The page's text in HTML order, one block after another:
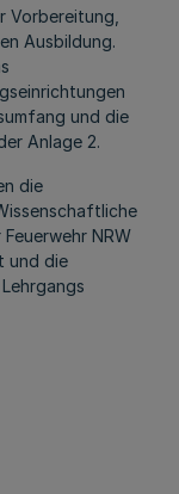
Vorbereitung,
Ausbildung.
und die
Anlage 2.
die
NRW
und die